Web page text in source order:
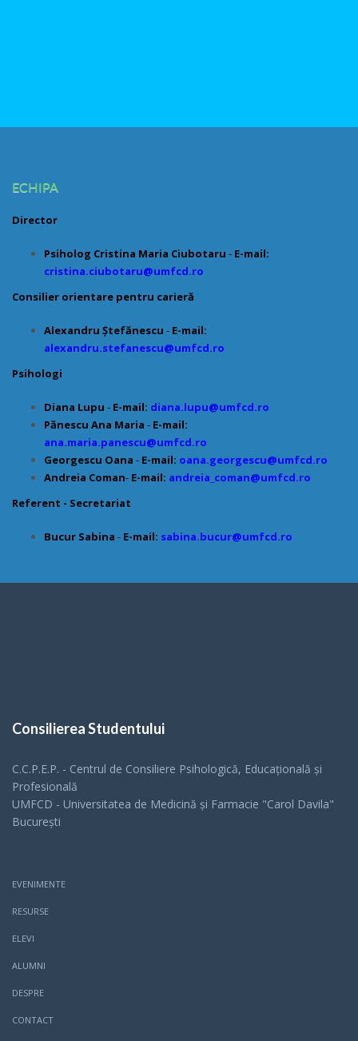
ECHIPA
Director
Psiholog Cristina Maria Ciubotaru - E-mail:
cristina.ciubotaru@umfcd.ro
Consilier orientare pentru carieră
Alexandru Ștefănescu - E-mail:
alexandru.stefanescu@umfcd.ro
Psihologi
Diana Lupu - E-mail: diana.lupu@umfcd.ro
Pănescu Ana Maria - E-mail:
ana.maria.panescu@umfcd.ro
Georgescu Oana - E-mail: oana.georgescu@umfcd.ro
Andreia Coman- E-mail: andreia_coman@umfcd.ro
Referent - Secretariat
Bucur Sabina - E-mail: sabina.bucur@umfcd.ro
Consilierea Studentului
C.C.P.E.P. - Centrul de Consiliere Psihologică, Educațională și
Profesională
UMFCD - Universitatea de Medicină și Farmacie "Carol Davila"
București
EVENIMENTE
RESURSE
ELEVI
ALUMNI
DESPRE
CONTACT